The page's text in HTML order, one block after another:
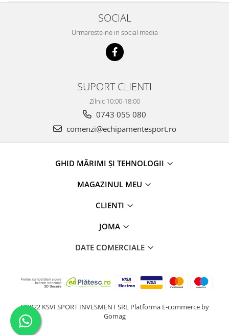
SOCIAL
Urmareste-ne in social media
SUPORT CLIENTI
Zilnic 10:00-18:00
0743 055 080
comenzi@echipamentesport.ro
GHID MĂRIMI ȘI TEHNOLOGII
MAGAZINUL MEU
CLIENTI
JOMA
DATE COMERCIALE
@2022 KSVI SPORT INVESMENT SRL Platforma E-commerce by
Gomag